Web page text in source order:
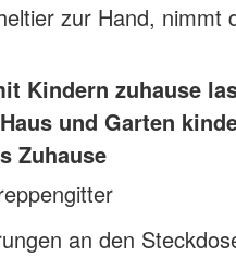
zur Hand, nimmt
Kindern zuhause
und Garten
Zuhause
an den